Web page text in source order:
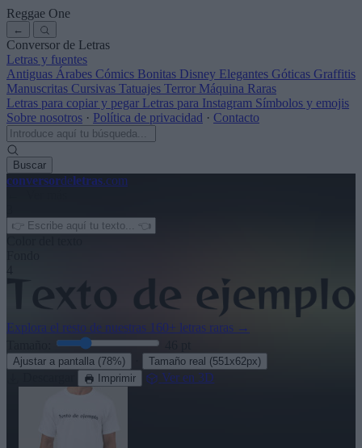
Reggae One
←
Conversor de Letras
Letras y fuentes
Antiguas Árabes Cómics Bonitas Disney Elegantes Góticas Graffitis
Manuscritas Cursivas Tatuajes Terror Máquina Raras
Letras para copiar y pegar Letras para Instagram Símbolos y emojis
Sobre nosotros · Política de privacidad · Contacto
Buscar
conversordeletras.com
Explora el resto de nuestras 160+ letras raras →
Ajustar a pantalla (78%) Tamaño real (551x62px)
Imprimir Ver en 3D